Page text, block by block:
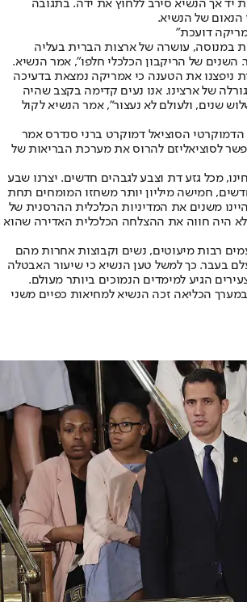
יד אך הנשיא סירב ללחוץ את ידה. בתגובה
הנאום של הנשיא.
דועכת"
במנוסה, עושרה של ארצות הברית בעליה
השנים של הריקבון הכלכלי חלפו", אמר הנשיא.
ניפצנו את הטענה כי אמריקה נמצאת בדעיכה
של ארצינו. אנו נעים קדימה בקצב שהיה
שנים, ולעולם לא נעצור", אמר הנשיא לקול
הסוציאל דמוקרט ברני סנדרס אמר
לסוציאליזם להרוס את מערכת הבריאות של
מכל גזע דת וצבע לגבהים חדשים. יצרנו שבע
חמישה מיליון יותר משחזו המומחים תחת
משנים את המדיניות הכלכלית ההרסנית של
היה חווה את ההצלחה הכלכלית האדירה שהוא
רבות מיעוטים, נשים וקבוצות אחרות מהם
בעבר. כך למשל טען הנשיא כי שיעור האבטלה
הגיע למימדים הנמוכים ביותר מעולם.
הכליאה זכה הנשיא למחיאות כפיים משני